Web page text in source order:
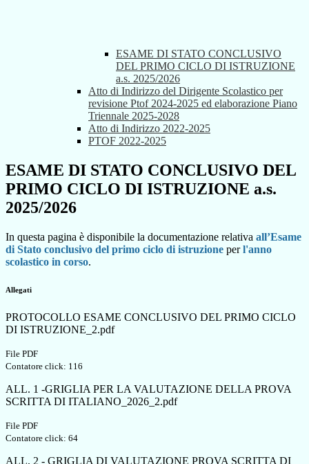
ESAME DI STATO CONCLUSIVO
DEL PRIMO CICLO DI ISTRUZIONE
a.s. 2025/2026
Atto di Indirizzo del Dirigente Scolastico per
revisione Ptof 2024-2025 ed elaborazione Piano
Triennale 2025-2028
Atto di Indirizzo 2022-2025
PTOF 2022-2025
ESAME DI STATO CONCLUSIVO DEL
PRIMO CICLO DI ISTRUZIONE a.s.
2025/2026
In questa pagina è disponibile la documentazione relativa all’Esame
di Stato conclusivo del primo ciclo di istruzione perl'anno
scolastico in corso.
Allegati
PROTOCOLLO ESAME CONCLUSIVO DEL PRIMO CICLO
DI ISTRUZIONE_2.pdf
File PDF
Contatore click: 116
ALL. 1 -GRIGLIA PER LA VALUTAZIONE DELLA PROVA
SCRITTA DI ITALIANO_2026_2.pdf
File PDF
Contatore click: 64
ALL. 2 - GRIGLIA DI VALUTAZIONE PROVA SCRITTA DI